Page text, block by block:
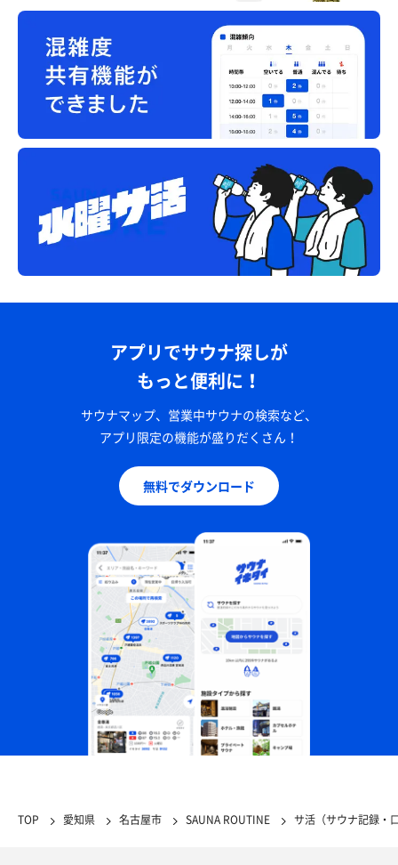
アプリでサウナ探しが
もっと便利に！
サウナマップ、営業中サウナの検索など、
アプリ限定の機能が盛りだくさん！
無料でダウンロード
TOP 愛知県 名古屋市 SAUNA ROUTINE サ活（サウナ記録・